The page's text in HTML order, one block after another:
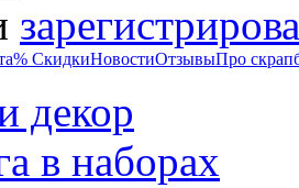
% СкидкиНовостиОтзывыПро
декор
в наборах